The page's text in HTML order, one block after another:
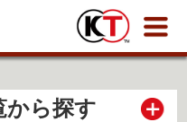
から探す